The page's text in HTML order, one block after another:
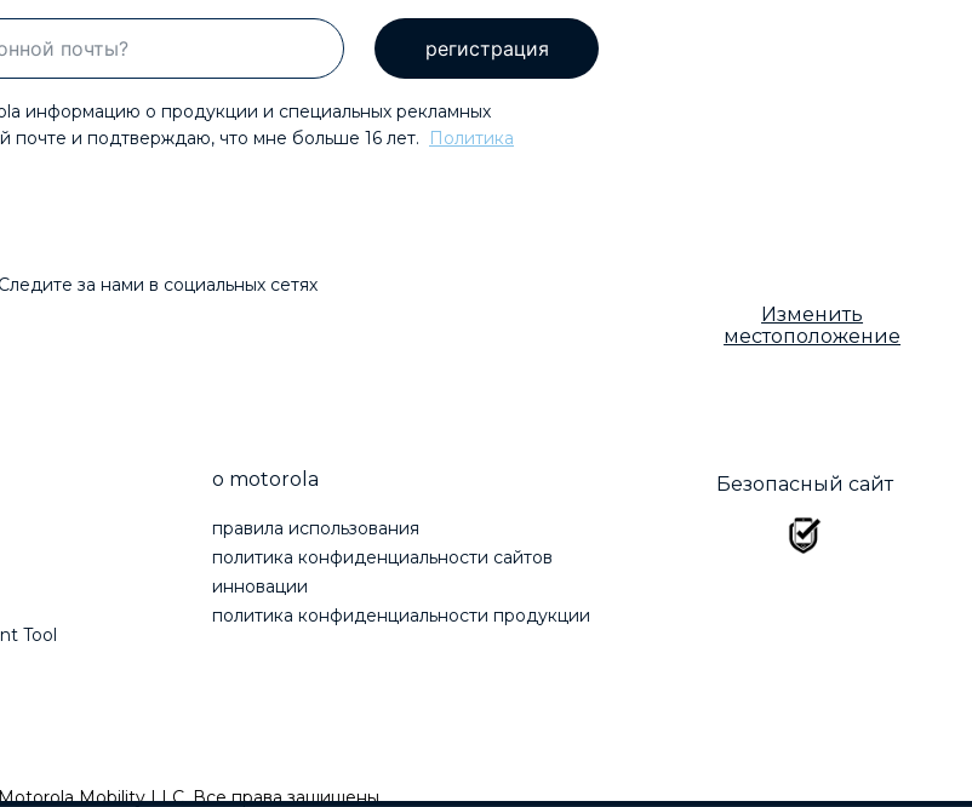
регистрация
информацию о продукции и специальных рекламных
почте и подтверждаю, что мне больше 16 лет.
Политика
Следите за нами в социальных сетях
Изменить
местоположение
Tool
о motorola
правила использования
политика конфиденциальности сайтов
инновации
политика конфиденциальности продукции
Безопасный сайт
Mobility LLC. Все права защищены.